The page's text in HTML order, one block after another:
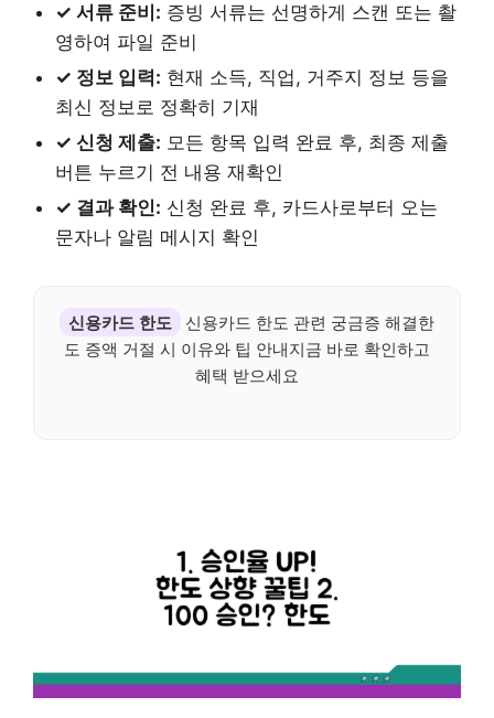
✓ 서류 준비: 증빙 서류는 선명하게 스캔 또는 촬
영하여 파일 준비
✓ 정보 입력: 현재 소득, 직업, 거주지 정보 등을
최신 정보로 정확히 기재
✓ 신청 제출: 모든 항목 입력 완료 후, 최종 제출
버튼 누르기 전 내용 재확인
✓ 결과 확인: 신청 완료 후, 카드사로부터 오는
문자나 알림 메시지 확인
신용카드 한도
신용카드 한도 관련 궁금증 해결한
도 증액 거절 시 이유와 팁 안내지금 바로 확인하고
혜택 받으세요